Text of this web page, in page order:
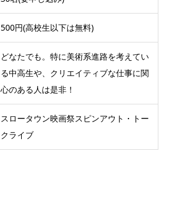
500円(高校生以下は無料)
どなたでも。特に美術系進路を考えてい
る中高生や、クリエイティブな仕事に関
心のある人は是非！
スロータウン映画祭スピンアウト・トー
クライブ